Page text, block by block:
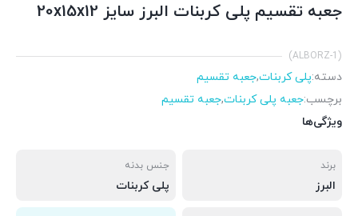
جعبه تقسیم پلی کربنات البرز سایز 20x15x12
(ALBORZ-1)
دسته:پلی کربنات,جعبه تقسیم
برچسب:جعبه پلی کربنات,جعبه تقسیم
ویژگی‌ها
برند
البرز
جنس بدنه
پلی کربنات